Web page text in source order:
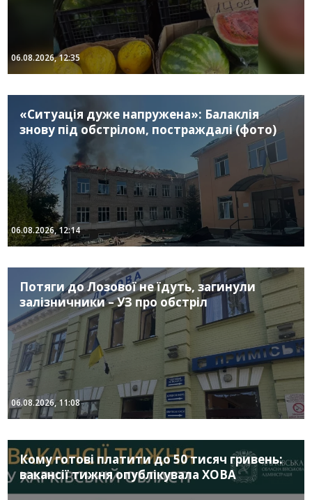
06.08.2026, 12:35
«Ситуація дуже напружена»: Балаклія
знову під обстрілом, постраждалі (фото)
06.08.2026, 12:14
Потяги до Лозової не їдуть, загинули
залізничники – УЗ про обстріл
06.08.2026, 11:08
Кому готові платити до 50 тисяч гривень:
вакансії тижня опублікувала ХОВА